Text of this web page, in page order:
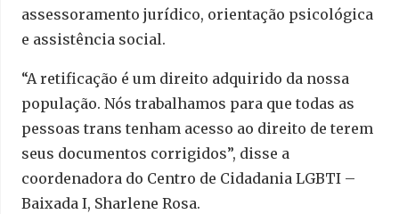
assessoramento jurídico, orientação psicológica
e assistência social.
“A retificação é um direito adquirido da nossa
população. Nós trabalhamos para que todas as
pessoas trans tenham acesso ao direito de terem
seus documentos corrigidos”, disse a
coordenadora do Centro de Cidadania LGBTI –
Baixada I, Sharlene Rosa.